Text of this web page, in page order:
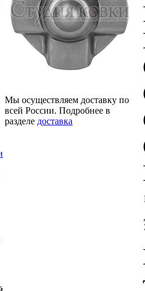
Мы осуществляем доставку по
всей России. Подробнее в
разделе доставка